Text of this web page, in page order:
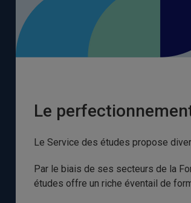
Le
Le Service des études propose
Par le biais de ses secteurs de la
études offre un riche éventail de